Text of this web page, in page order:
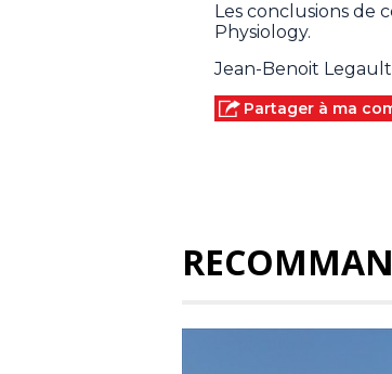
Les conclusions de
Physiology.
Jean-Benoit
Partager à ma